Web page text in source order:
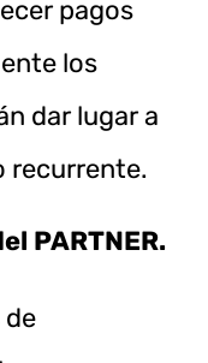
pagos
los
dar lugar a
recurrente.
PARTNER.
de